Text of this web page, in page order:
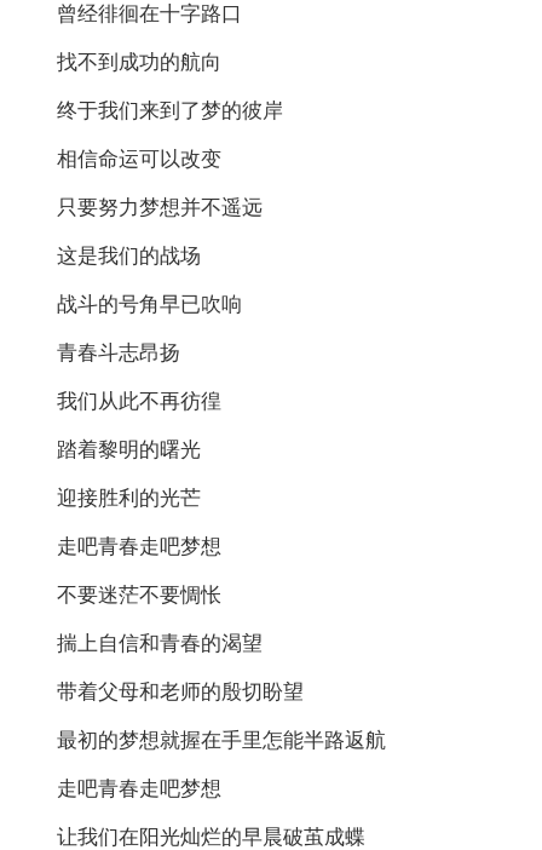
曾经徘徊在十字路口
找不到成功的航向
终于我们来到了梦的彼岸
相信命运可以改变
只要努力梦想并不遥远
这是我们的战场
战斗的号角早已吹响
青春斗志昂扬
我们从此不再彷徨
踏着黎明的曙光
迎接胜利的光芒
走吧青春走吧梦想
不要迷茫不要惆怅
揣上自信和青春的渴望
带着父母和老师的殷切盼望
最初的梦想就握在手里怎能半路返航
走吧青春走吧梦想
让我们在阳光灿烂的早晨破茧成蝶